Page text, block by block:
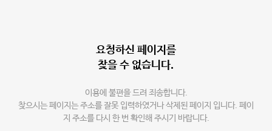
요청하신 페이지를
찾을 수 없습니다.
이용에 불편을 드려 죄송합니다.
찾으시는 페이지는 주소를 잘못 입력하였거나 삭제된 페이지 입니다. 페이
지 주소를 다시 한 번 확인해 주시기 바랍니다.